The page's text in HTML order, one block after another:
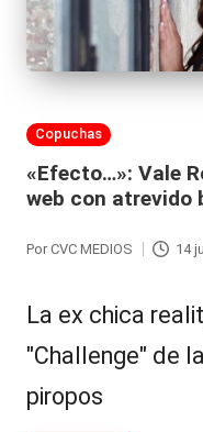
Publicada
Copuchas
«Efecto…»: Vale
web con atrevido
Por CVC MEDIOS 14
La ex chica
"Challenge" de
piropos